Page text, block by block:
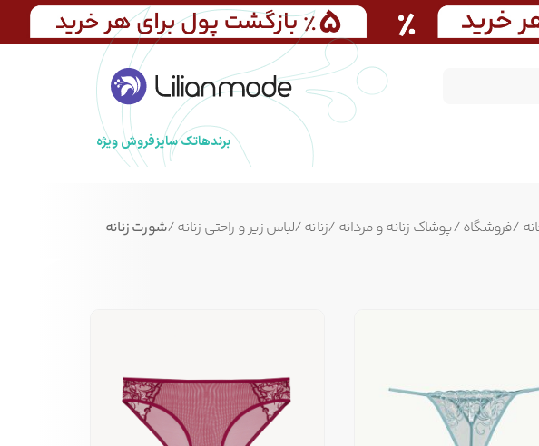
برندهاتک سایزفروش ویژه
/فروشگاه/پوشاک زنانه و مردانه /زنانه/لباس زیر و راحتی زنانه/شورت زنانه